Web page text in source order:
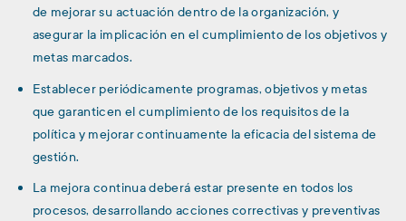
de mejorar su actuación dentro de la organización, y
asegurar la implicación en el cumplimiento de los objetivos y
metas marcados.
Establecer periódicamente programas, objetivos y metas
que garanticen el cumplimiento de los requisitos de la
política y mejorar continuamente la eficacia del sistema de
gestión.
La mejora continua deberá estar presente en todos los
procesos, desarrollando acciones correctivas y preventivas